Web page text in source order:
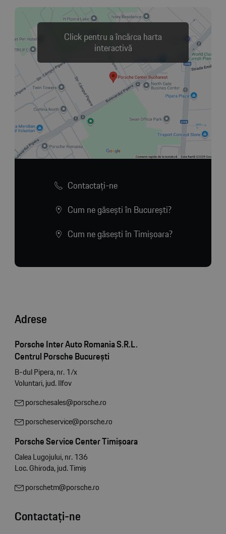
Click pentru a încărca harta
interactivă
Contactaţi-ne
Cum ne găsești în București?
Cum ne găsești în Timișoara?
Adrese
Porsche Inter Auto Romania S.R.L.
Centrul Porsche București
B-dul Pipera, nr. 1/x
Voluntari, jud. Ilfov
porschesales@porsche.ro
porscheservice@porsche.ro
Porsche Service Center Timișoara
Calea Lugojului, nr. 136
Loc. Ghiroda, jud. Timiș
porschetm@porsche.ro
Contactați-ne